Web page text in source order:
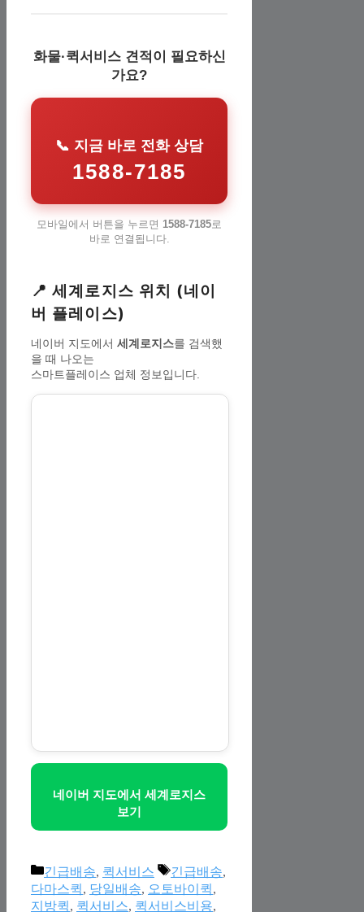
화물·퀵서비스 견적이 필요하신
가요?
📞 지금 바로 전화 상담
1588-7185
모바일에서 버튼을 누르면 1588-7185로
바로 연결됩니다.
📍 세계로지스 위치 (네이
버 플레이스)
네이버 지도에서 세계로지스를 검색했
을 때 나오는
스마트플레이스 업체 정보입니다.
네이버 지도에서 세계로지스
보기
Categories
긴급배송, 퀵서비스 Tags
긴급배송,
다마스퀵, 당일배송, 오토바이퀵,
지방퀵, 퀵서비스, 퀵서비스비용,